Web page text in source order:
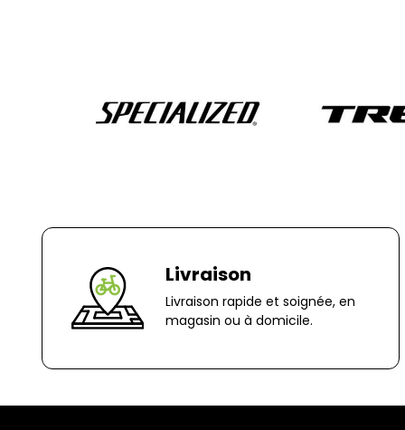
Livraison
Livraison rapide et soignée, en
magasin ou à domicile.